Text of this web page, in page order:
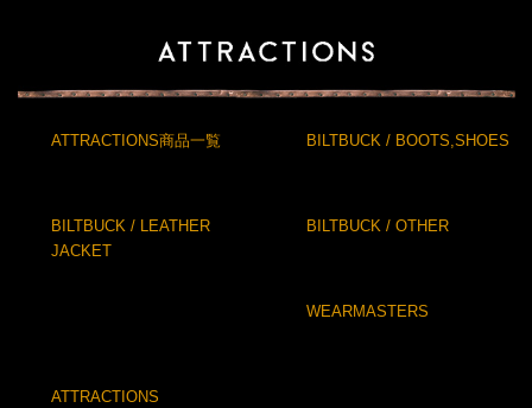
ATTRACTIONS商品一覧 BILTBUCK / BOOTS,SHOES
BILTBUCK / LEATHER
JACKET
BILTBUCK / OTHER
WEARMASTERS
ATTRACTIONS